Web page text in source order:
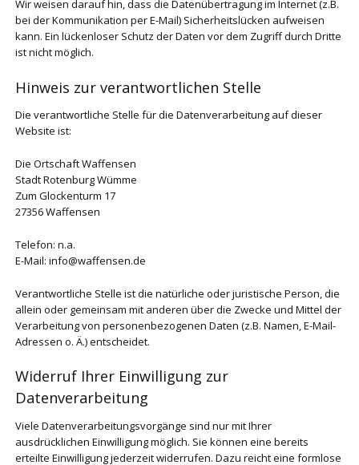
Wir weisen darauf hin, dass die Datenübertragung im Internet (z.B.
bei der Kommunikation per E-Mail) Sicherheitslücken aufweisen
kann. Ein lückenloser Schutz der Daten vor dem Zugriff durch Dritte
ist nicht möglich.
Hinweis zur verantwortlichen Stelle
Die verantwortliche Stelle für die Datenverarbeitung auf dieser
Website ist:
Die Ortschaft Waffensen
Stadt Rotenburg Wümme
Zum Glockenturm 17
27356 Waffensen
Telefon: n.a.
E-Mail: info@waffensen.de
Verantwortliche Stelle ist die natürliche oder juristische Person, die
allein oder gemeinsam mit anderen über die Zwecke und Mittel der
Verarbeitung von personenbezogenen Daten (z.B. Namen, E-Mail-
Adressen o. Ä.) entscheidet.
Widerruf Ihrer Einwilligung zur
Datenverarbeitung
Viele Datenverarbeitungsvorgänge sind nur mit Ihrer
ausdrücklichen Einwilligung möglich. Sie können eine bereits
erteilte Einwilligung jederzeit widerrufen. Dazu reicht eine formlose